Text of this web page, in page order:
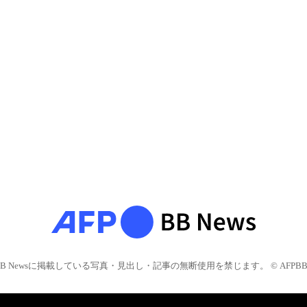
Newsに掲載している写真・見出し・記事の無断使用を禁じます。 © AFPBB